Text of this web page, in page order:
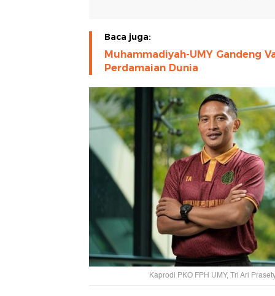
Baca juga:
Muhammadiyah-UMY Gandeng
Perdamaian Dunia
Kaprodi PKO FPH UMY, Tri Ari